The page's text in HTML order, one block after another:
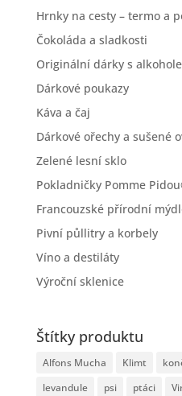
Hrnky na cesty – termo a
Čokoláda a sladkosti
Originální dárky s
Dárkové poukazy
Káva a čaj
Dárkové ořechy a sušené
Zelené lesní sklo
Pokladničky Pomme
Francouzské přírodní
Pivní půllitry a korbely
Víno a destiláty
Výroční sklenice
Štítky produktu
Alfons Mucha Klimt
levandule
psi ptáci